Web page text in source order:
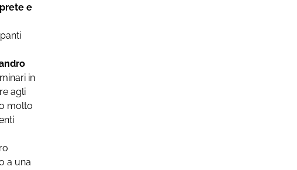
e
in
agli
molto
a una